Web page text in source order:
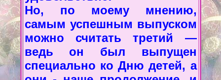
Но, по моему мнению,
самым успешным выпуском
можно считать третий —
ведь он был выпущен
специально ко Дню детей, а